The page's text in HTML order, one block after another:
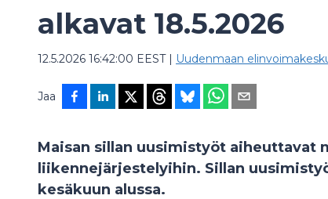
alkavat 18.5.2026
12.5.2026 16:42:00 EEST| Uudenmaan
Jaa
Maisan sillan uusimistyöt aiheuttavat
liikennejärjestelyihin. Sillan
kesäkuun alussa.